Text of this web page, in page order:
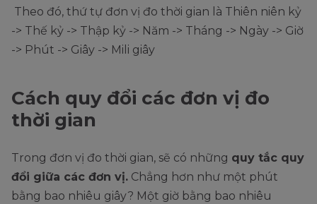
Theo đó, thứ tự đơn vị đo thời gian là Thiên niên kỷ
-> Thế kỷ -> Thập kỷ -> Năm -> Tháng -> Ngày -> Giờ
-> Phút -> Giây -> Mili giây
Cách quy đổi các đơn vị đo
thời gian
Trong đơn vị đo thời gian, sẽ có những quy tắc quy
đổi giữa các đơn vị. Chẳng hơn như một phút
bằng bao nhiêu giây? Một giờ bằng bao nhiêu